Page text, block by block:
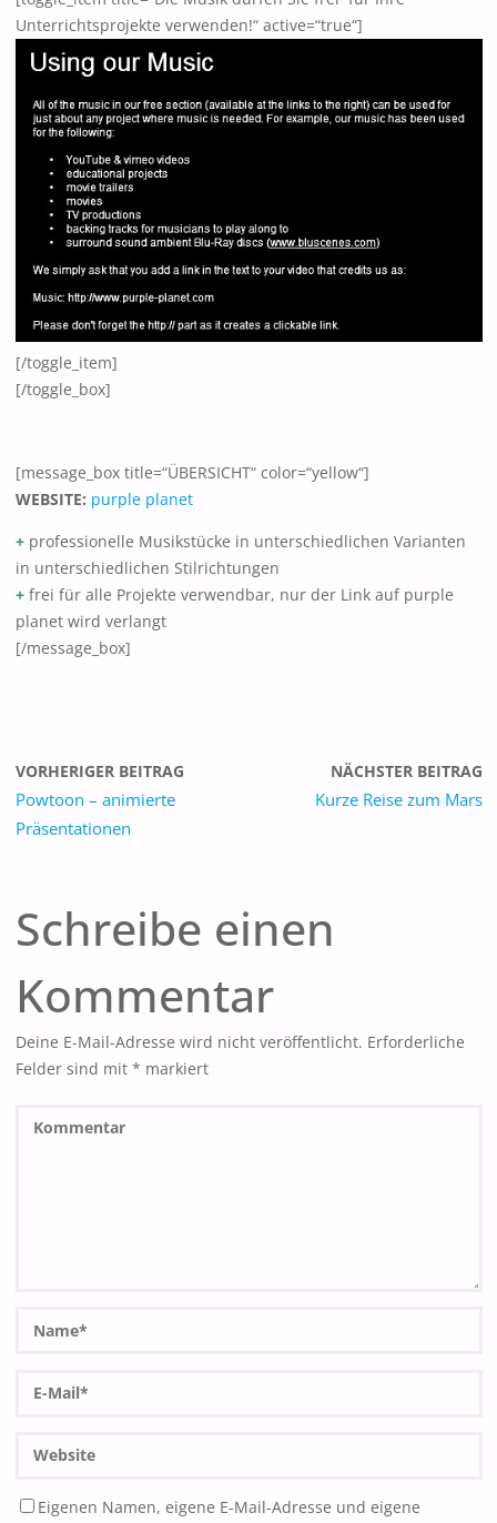
Unterrichtsprojekte verwenden!“ active=“true“]
[/toggle_item]
[/toggle_box]
[message_box title=“ÜBERSICHT“ color=“yellow“]
WEBSITE: purple planet
+professionelle Musikstücke in unterschiedlichen Varianten
in unterschiedlichen Stilrichtungen
+frei für alle Projekte verwendbar, nur der Link auf purple
planet wird verlangt
[/message_box]
VORHERIGER BEITRAG
Powtoon – animierte
Präsentationen
NÄCHSTER BEITRAG
Kurze Reise zum Mars
Schreibe einen
Kommentar
Deine E-Mail-Adresse wird nicht veröffentlicht. Erforderliche
Felder sind mit * markiert
Eigenen Namen, eigene E-Mail-Adresse und eigene